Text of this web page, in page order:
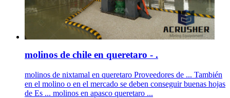
molinos de chile en queretaro - .
molinos de nixtamal en queretaro Proveedores de ... También
en el molino o en el mercado se deben conseguir buenas hojas
de Es ... molinos en apasco queretaro ...